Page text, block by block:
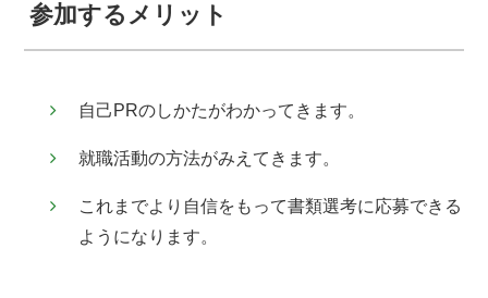
参加するメリット
自己PRのしかたがわかってきます。
就職活動の方法がみえてきます。
これまでより自信をもって書類選考に応募できる
ようになります。